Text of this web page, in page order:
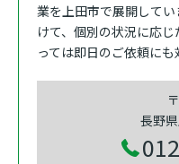
業を上田市で展開して
けて、個別の状況に応
っては即日のご依頼にも
長野